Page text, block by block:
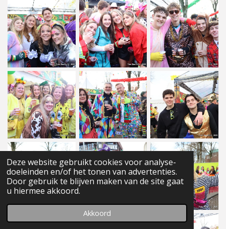
Deze website gebruikt cookies voor analyse-
doeleinden en/of het tonen van advertenties.
Door gebruik te blijven maken van de site gaat
u hiermee akkoord.
Akkoord